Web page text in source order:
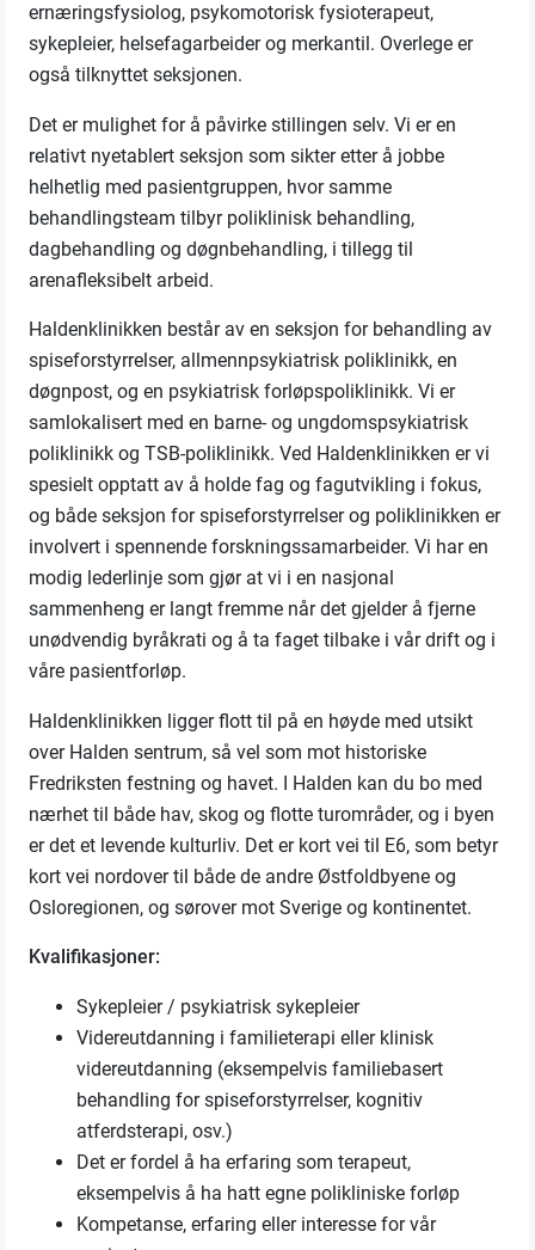
ernæringsfysiolog, psykomotorisk fysioterapeut,
sykepleier, helsefagarbeider og merkantil. Overlege er
også tilknyttet seksjonen.
Det er mulighet for å påvirke stillingen selv. Vi er en
relativt nyetablert seksjon som sikter etter å jobbe
helhetlig med pasientgruppen, hvor samme
behandlingsteam tilbyr poliklinisk behandling,
dagbehandling og døgnbehandling, i tillegg til
arenafleksibelt arbeid.
Haldenklinikken består av en seksjon for behandling av
spiseforstyrrelser, allmennpsykiatrisk poliklinikk, en
døgnpost, og en psykiatrisk forløpspoliklinikk. Vi er
samlokalisert med en barne- og ungdomspsykiatrisk
poliklinikk og TSB-poliklinikk. Ved Haldenklinikken er vi
spesielt opptatt av å holde fag og fagutvikling i fokus,
og både seksjon for spiseforstyrrelser og poliklinikken er
involvert i spennende forskningssamarbeider. Vi har en
modig lederlinje som gjør at vi i en nasjonal
sammenheng er langt fremme når det gjelder å fjerne
unødvendig byråkrati og å ta faget tilbake i vår drift og i
våre pasientforløp.
Haldenklinikken ligger flott til på en høyde med utsikt
over Halden sentrum, så vel som mot historiske
Fredriksten festning og havet. I Halden kan du bo med
nærhet til både hav, skog og flotte turområder, og i byen
er det et levende kulturliv. Det er kort vei til E6, som betyr
kort vei nordover til både de andre Østfoldbyene og
Osloregionen, og sørover mot Sverige og kontinentet.
Kvalifikasjoner:
Sykepleier / psykiatrisk sykepleier
Videreutdanning i familieterapi eller klinisk
videreutdanning (eksempelvis familiebasert
behandling for spiseforstyrrelser, kognitiv
atferdsterapi, osv.)
Det er fordel å ha erfaring som terapeut,
eksempelvis å ha hatt egne polikliniske forløp
Kompetanse, erfaring eller interesse for vår